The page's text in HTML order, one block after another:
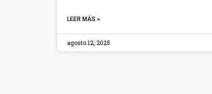
LEER MÁS »
agosto 12, 2025